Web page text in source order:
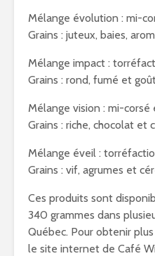
Mélange évolution : mi-
Grains : juteux, baies,
Mélange impact :
Grains : rond, fumé et
Mélange vision : mi-corsé
Grains : riche, chocolat et
Mélange éveil :
Grains : vif, agrumes et
Ces produits sont
340 grammes dans
Québec. Pour obtenir
le site internet de Café